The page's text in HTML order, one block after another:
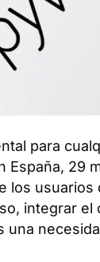
para
España, 29
los usuarios
integrar
una